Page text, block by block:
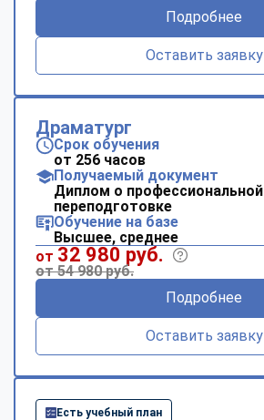
Подробнее
Оставить заявку
Драматург
Срок обучения
от 256 часов
Получаемый документ
Диплом о профессиональной
переподготовке
Обучение на базе
Высшее, среднее
от 32 980 руб.
от 54 980 руб.
Подробнее
Оставить заявку
Есть учебный план